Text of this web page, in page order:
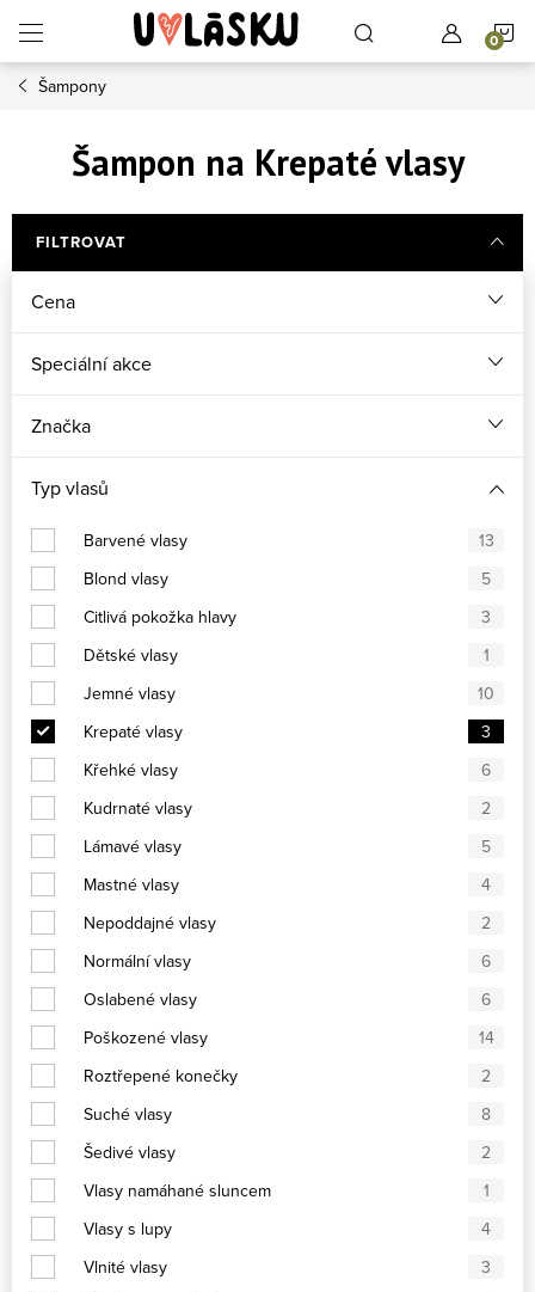
Šampony
Šampon na Krepaté vlasy
FILTROVAT
Cena
Speciální akce
Značka
Typ vlasů
Barvené vlasy
13
Blond vlasy
5
Citlivá pokožka hlavy
3
Dětské vlasy
1
Jemné vlasy
10
Krepaté vlasy
3
Křehké vlasy
6
Kudrnaté vlasy
2
Lámavé vlasy
5
Mastné vlasy
4
Nepoddajné vlasy
2
Normální vlasy
6
Oslabené vlasy
6
Poškozené vlasy
14
Roztřepené konečky
2
Suché vlasy
8
Šedivé vlasy
2
Vlasy namáhané sluncem
1
Vlasy s lupy
4
Vlnité vlasy
3